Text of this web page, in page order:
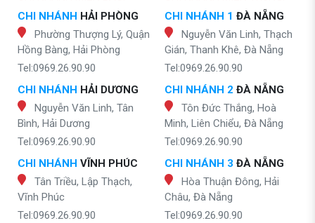
CHI NHÁNH HẢI PHÒNG
Phường Thượng Lý, Quận
Hồng Bàng, Hải Phòng
Tel:0969.26.90.90
CHI NHÁNH HẢI DƯƠNG
Nguyễn Văn Linh, Tân
Bình, Hải Dương
Tel:0969.26.90.90
CHI NHÁNH VĨNH PHÚC
Tân Triều, Lập Thạch,
Vĩnh Phúc
Tel:0969.26.90.90
CHI NHÁNH 1 ĐÀ NẴNG
Nguyễn Văn Linh, Thạch
Gián, Thanh Khê, Đà Nẵng
Tel:0969.26.90.90
CHI NHÁNH 2 ĐÀ NẴNG
Tôn Đức Thắng, Hoà
Minh, Liên Chiểu, Đà Nẵng
Tel:0969.26.90.90
CHI NHÁNH 3 ĐÀ NẴNG
Hòa Thuận Đông, Hải
Châu, Đà Nẵng
Tel:0969.26.90.90